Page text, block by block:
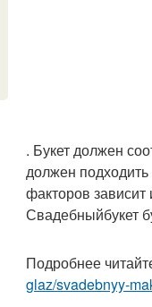
. Букет должен
должен
факторов
Свадебныйбукет
Подробнее
glaz/svadebnyy-